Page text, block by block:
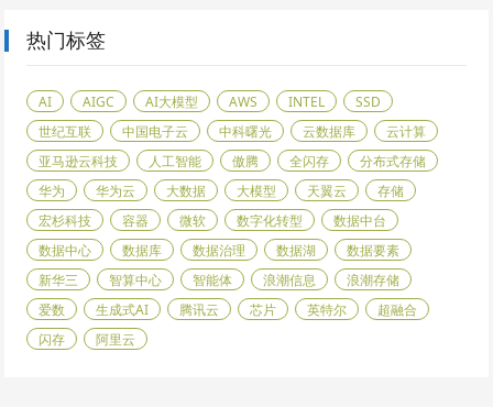
热门标签
AI AIGC AI大模型 AWS INTEL
SSD
世纪互联
中国电子云 中科曙光 云数据库
云计算
亚马逊云科技
人工智能 傲腾 全闪存
分布式存储
华为
华为云 大数据 大模型 天翼云
存储
宏杉科技
容器 微软 数字化转型
数据中台
数据中心
数据库 数据治理 数据湖
数据要素
新华三
智算中心 智能体 浪潮信息
浪潮存储
爱数
生成式AI 腾讯云 芯片 英特尔
超融合
闪存
阿里云